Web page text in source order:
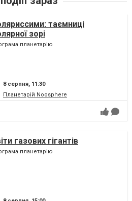
таємниці
зорі
планетарію
8 серпня, 11:30
Планетарій Noosphere
газових гігантів
планетарію